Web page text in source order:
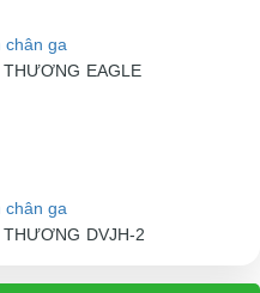
EAGLE
DVJH-2